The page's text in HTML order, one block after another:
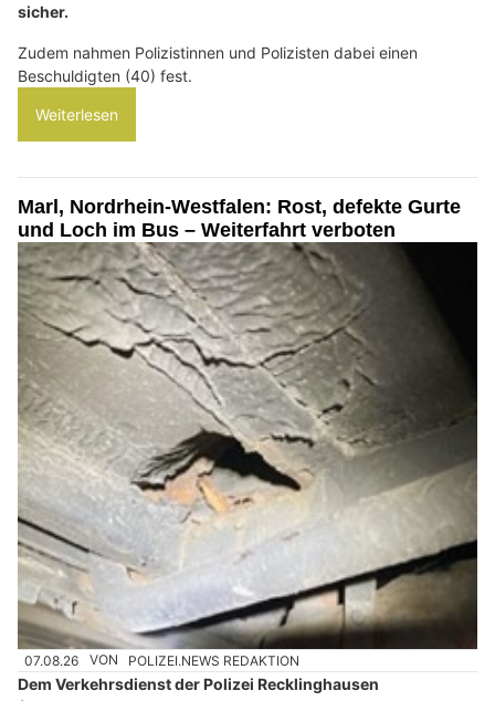
sicher.
Zudem nahmen Polizistinnen und Polizisten dabei einen
Beschuldigten (40) fest.
Weiterlesen
Marl, Nordrhein-Westfalen: Rost, defekte Gurte
und Loch im Bus – Weiterfahrt verboten
07.08.26 VON POLIZEI.NEWS REDAKTION
Dem Verkehrsdienst der Polizei Recklinghausen